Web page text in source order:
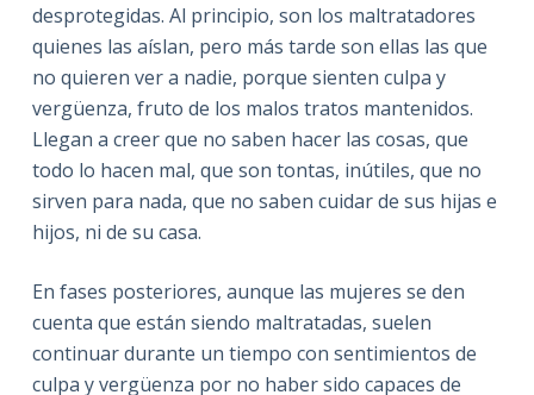
desprotegidas. Al principio, son los maltratadores
quienes las aíslan, pero más tarde son ellas las que
no quieren ver a nadie, porque sienten culpa y
vergüenza, fruto de los malos tratos mantenidos.
Llegan a creer que no saben hacer las cosas, que
todo lo hacen mal, que son tontas, inútiles, que no
sirven para nada, que no saben cuidar de sus hijas e
hijos, ni de su casa.
En fases posteriores, aunque las mujeres se den
cuenta que están siendo maltratadas, suelen
continuar durante un tiempo con sentimientos de
culpa y vergüenza por no haber sido capaces de